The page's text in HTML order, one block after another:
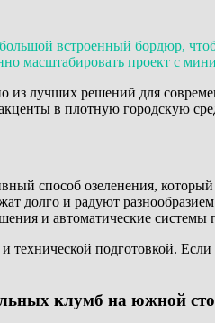
встроенный бордюр,
масштабировать проект с
лучших решений для
в плотную городскую
способ озеленения,
долго и радуют
и автоматические системы
технической подготовкой.
клумб на южной